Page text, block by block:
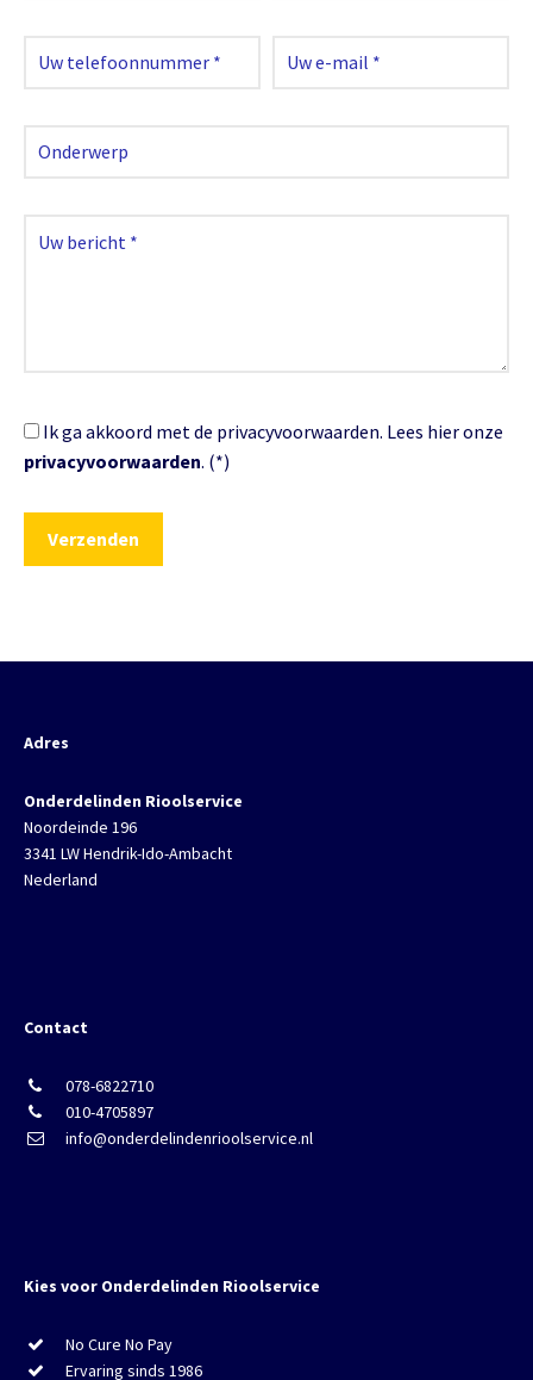
Ik ga akkoord met de privacyvoorwaarden. Lees hier onze
privacyvoorwaarden. (*)
Adres
Onderdelinden Rioolservice
Noordeinde 196
3341 LW Hendrik-Ido-Ambacht
Nederland
Contact
078-6822710
010-4705897
info@onderdelindenrioolservice.nl
Kies voor Onderdelinden Rioolservice
No Cure No Pay
Ervaring sinds 1986